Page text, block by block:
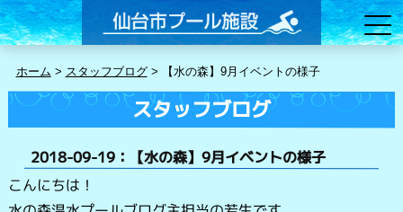
ホーム > スタッフブログ> 【水の森】9月イベントの様子
スタッフブログ
2018-09-19：【水の森】9月イベントの様子
こんにちは！